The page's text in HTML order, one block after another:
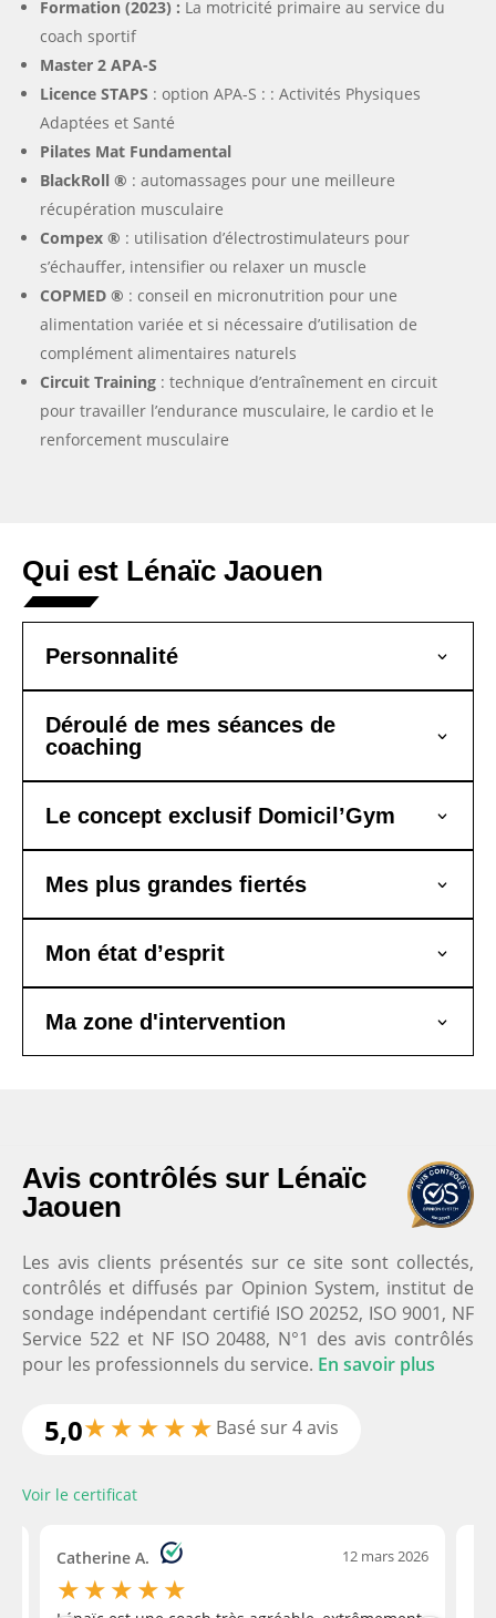
Formation (2023) : La motricité primaire au service du
coach sportif
Master 2 APA-S
Licence STAPS : option APA-S : : Activités Physiques
Adaptées et Santé
Pilates Mat Fundamental
BlackRoll ® : automassages pour une meilleure
récupération musculaire
Compex ® : utilisation d’électrostimulateurs pour
s’échauffer, intensifier ou relaxer un muscle
COPMED ® : conseil en micronutrition pour une
alimentation variée et si nécessaire d’utilisation de
complément alimentaires naturels
Circuit Training : technique d’entraînement en circuit
pour travailler l’endurance musculaire, le cardio et le
renforcement musculaire
Qui est Lénaïc Jaouen
Personnalité
Déroulé de mes séances de
coaching
Le concept exclusif Domicil’Gym
Mes plus grandes fiertés
Mon état d’esprit
Ma zone d'intervention
4.9
Basé sur12avis
Voir tous les avis
Lenaic est une experte en
activité physique et sportive. Son énergie et son
Je recommande
Avis contrôlés sur Lénaïc
Jaouen
Les avis clients présentés sur ce site sont collectés,
contrôlés et diffusés par Opinion System, institut de
sondage indépendant certifié ISO 20252, ISO 9001, NF
Service 522 et NF ISO 20488, N°1 des avis contrôlés
pour les professionnels du service. En savoir plus
5,0★★★★★ Basé sur 4 avis
Voir le certificat
Catherine A. 12 mars 2026
★★★★★